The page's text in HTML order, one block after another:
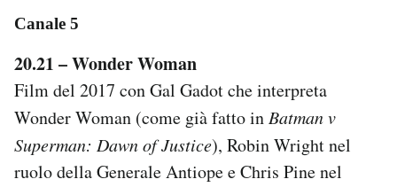
Canale 5
20.21 – Wonder Woman
Film del 2017 con Gal Gadot che interpreta
Wonder Woman (come già fatto in Batman v
Superman: Dawn of Justice), Robin Wright nel
ruolo della Generale Antiope e Chris Pine nel